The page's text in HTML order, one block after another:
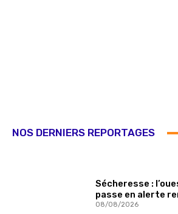
NOS DERNIERS REPORTAGES
Sécheresse :
passe en alerte
08/08/2026